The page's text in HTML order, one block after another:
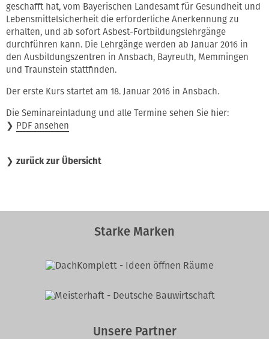
geschafft hat, vom Bayerischen Landesamt für Gesundheit und
Lebensmittelsicherheit die erforderliche Anerkennung zu
erhalten, und ab sofort Asbest-Fortbildungslehrgänge
durchführen kann. Die Lehrgänge werden ab Januar 2016 in
den Ausbildungszentren in Ansbach, Bayreuth, Memmingen
und Traunstein stattfinden.
Der erste Kurs startet am 18. Januar 2016 in Ansbach.
Die Seminareinladung und alle Termine sehen Sie hier:
❯ PDF ansehen
❯ zurück zur Übersicht
Starke Marken
Unsere Partner